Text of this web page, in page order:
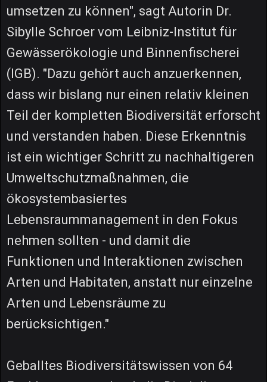
umsetzen zu können", sagt Autorin Dr.
Sibylle Schroer vom Leibniz-Institut für
Gewässerökologie und Binnenfischerei
(IGB). "Dazu gehört auch anzuerkennen,
dass wir bislang nur einen relativ kleinen
Teil der kompletten Biodiversität erforscht
und verstanden haben. Diese Erkenntnis
ist ein wichtiger Schritt zu nachhaltigeren
Umweltschutzmaßnahmen, die
ökosystembasiertes
Lebensraummanagement in den Fokus
nehmen sollten - und damit die
Funktionen und Interaktionen zwischen
Arten und Habitaten, anstatt nur einzelne
Arten und Lebensräume zu
berücksichtigen."
Geballtes Biodiversitätswissen von 64